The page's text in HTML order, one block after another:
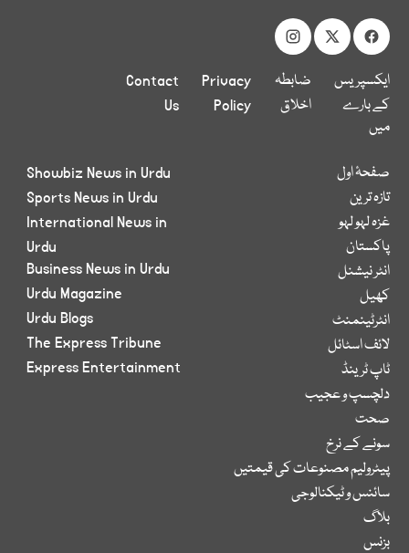
ایکسپریس
کے بارے
میں
ضابطہ
اخلاق
Privacy
Policy
Contact
Us
صفحۂ اول
تازہ ترین
غزہ لہو لہو
پاکستان
انٹر نیشنل
کھیل
انٹرٹینمنٹ
لائف اسٹائل
ٹاپ ٹرینڈ
دلچسپ و عجیب
صحت
سونے کے نرخ
پیٹرولیم مصنوعات کی قیمتیں
سائنس و ٹیکنالوجی
بلاگ
بزنس
Showbiz News in Urdu
Sports News in Urdu
International News in
Urdu
Business News in Urdu
Urdu Magazine
Urdu Blogs
The Express Tribune
Express Entertainment